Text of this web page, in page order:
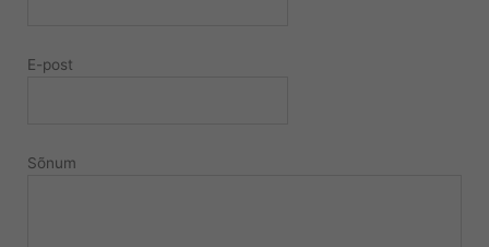
E-post
Sõnum